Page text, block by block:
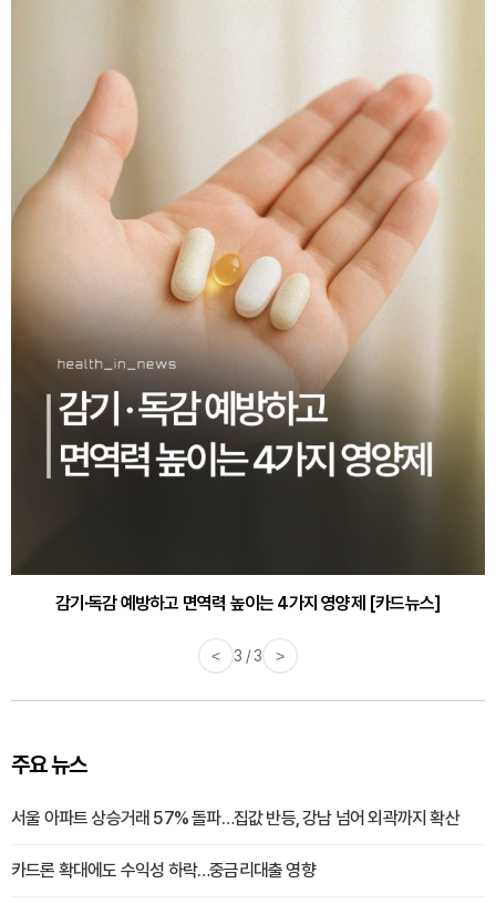
감기·독감 예방하고 면역력 높이는 4가지 영양제 [카드뉴스]
< 3 / 3 >
주요 뉴스
서울 아파트 상승거래 57% 돌파…집값 반등, 강남 넘어 외곽까지 확산
카드론 확대에도 수익성 하락…중금리대출 영향